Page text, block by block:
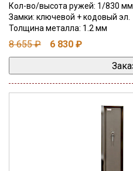
Кол-во/высота ружей: 1/830 мм
Замки: ключевой + кодовый эл.
Толщина металла: 1.2 мм
8 655 ₽ 6 830 ₽